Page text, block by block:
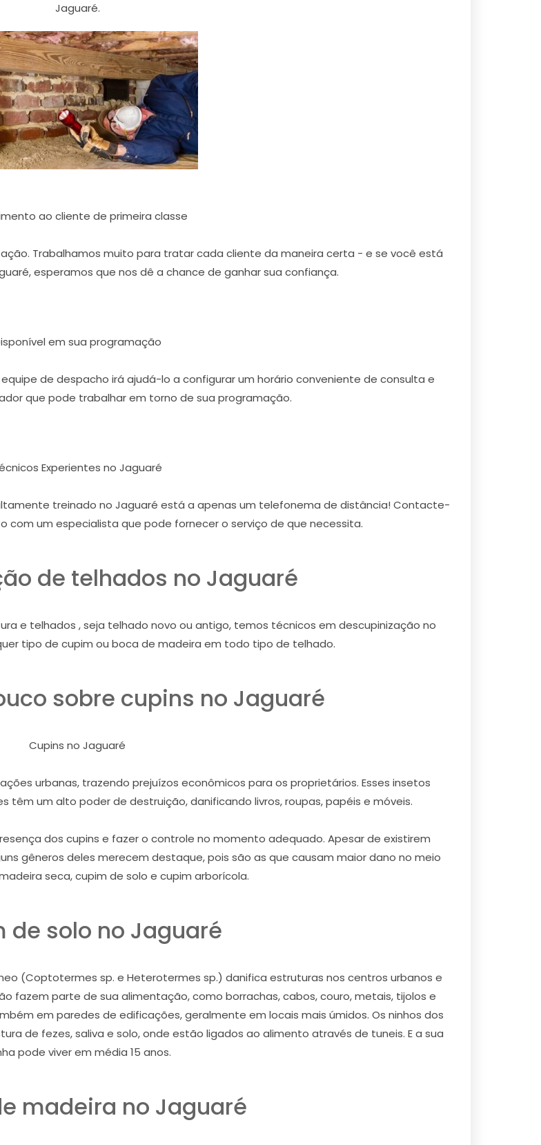
Jaguaré.
ao cliente de primeira classe
Trabalhamos muito para tratar cada cliente da maneira certa - e se você está
esperamos que nos dê a chance de ganhar sua confiança.
em sua programação
de despacho irá ajudá-lo a configurar um horário conveniente de consulta e
que pode trabalhar em torno de sua programação.
Experientes no Jaguaré
treinado no Jaguaré está a apenas um telefonema de distância! Contacte-
com um especialista que pode fornecer o serviço de que necessita.
de telhados no Jaguaré
e telhados , seja telhado novo ou antigo, temos técnicos em descupinização no
tipo de cupim ou boca de madeira em todo tipo de telhado.
sobre cupins no Jaguaré
Cupins no Jaguaré
urbanas, trazendo prejuízos econômicos para os proprietários. Esses insetos
têm um alto poder de destruição, danificando livros, roupas, papéis e móveis.
dos cupins e fazer o controle no momento adequado. Apesar de existirem
gêneros deles merecem destaque, pois são as que causam maior dano no meio
seca, cupim de solo e cupim arborícola.
de solo no Jaguaré
(Coptotermes sp. e Heterotermes sp.) danifica estruturas nos centros urbanos e
fazem parte de sua alimentação, como borrachas, cabos, couro, metais, tijolos e
em paredes de edificações, geralmente em locais mais úmidos. Os ninhos dos
de fezes, saliva e solo, onde estão ligados ao alimento através de tuneis. E a sua
pode viver em média 15 anos.
madeira no Jaguaré